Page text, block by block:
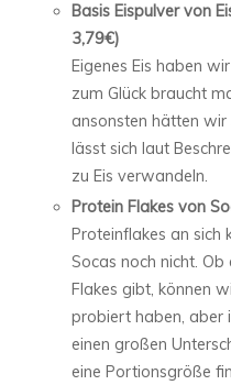
Basis Eispulver von
3,79€)
Eigenes Eis haben
zum Glück braucht
ansonsten hätten wir
lässt sich laut
zu Eis verwandeln.
Protein Flakes von
Proteinflakes an sich
Socas noch nicht. Ob
Flakes gibt, können
probiert haben, aber
einen großen
eine Portionsgröße